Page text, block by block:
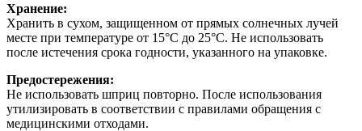
Хранение:
Хранить в сухом, защищенном от прямых солнечных лучей
месте при температуре от 15°C до 25°C. Не использовать
после истечения срока годности, указанного на упаковке.
Предостережения:
Не использовать шприц повторно. После использования
утилизировать в соответствии с правилами обращения с
медицинскими отходами.